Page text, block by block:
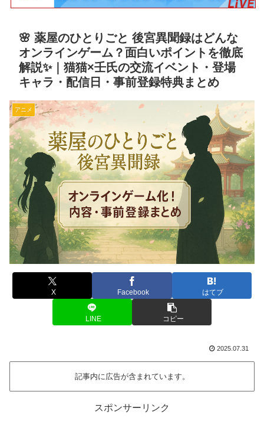
🌸 薬屋のひとりごと 後宮異聞録はどんな
オンラインゲーム？面白いポイントを徹底
解説✨｜猫猫×壬氏の交流イベント・登場
キャラ・配信日・事前登録特典まとめ
アニメ
X Facebook はてブ
LINE コピー
2025.07.31
記事内に広告が含まれています。
スポンサーリンク